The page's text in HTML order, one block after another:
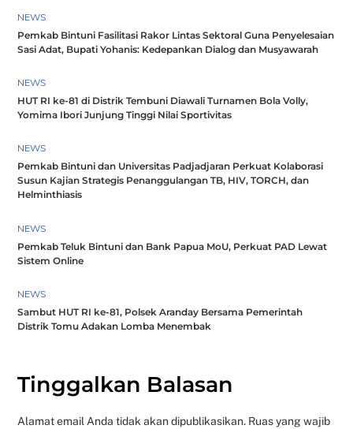
NEWS
Pemkab Bintuni Fasilitasi Rakor Lintas Sektoral Guna Penyelesaian
Sasi Adat, Bupati Yohanis: Kedepankan Dialog dan Musyawarah
NEWS
HUT RI ke-81 di Distrik Tembuni Diawali Turnamen Bola Volly,
Yomima Ibori Junjung Tinggi Nilai Sportivitas
NEWS
Pemkab Bintuni dan Universitas Padjadjaran Perkuat Kolaborasi
Susun Kajian Strategis Penanggulangan TB, HIV, TORCH, dan
Helminthiasis
NEWS
Pemkab Teluk Bintuni dan Bank Papua MoU, Perkuat PAD Lewat
Sistem Online
NEWS
Sambut HUT RI ke-81, Polsek Aranday Bersama Pemerintah
Distrik Tomu Adakan Lomba Menembak
Tinggalkan Balasan
Alamat email Anda tidak akan dipublikasikan. Ruas yang wajib